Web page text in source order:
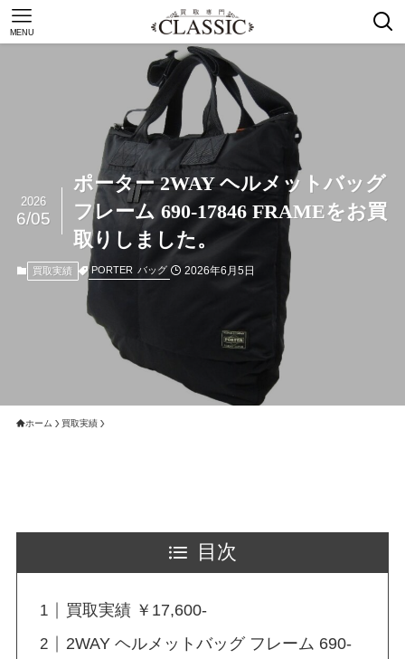
MENU
ポーター 2WAY ヘルメットバッグ
フレーム 690-17846 FRAMEをお買
取りしました。
2026
6/05
買取実績 PORTER バッグ 2026年6月5日
ホーム 買取実績
目次
買取実績 ￥17,600-
2WAY ヘルメットバッグ フレーム 690-